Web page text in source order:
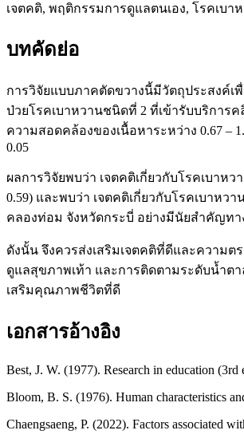
เจตคติ, พฤติกรรมการดูแลตนเอง, โรคเบา
บทคัดย่อ
การวิจัยแบบภาคตัดขวางนี้มีวัตถุประสงค์เ
ป่วยโรคเบาหวานชนิดที่ 2 ที่เข้ารับบริการ
ความสอดคล้องของเนื้อหาระหว่าง 0.67
0.05
ผลการวิจัยพบว่า เจตคติเกี่ยวกับโรคเบาห
0.59) และพบว่า เจตคติเกี่ยวกับโรคเบาห
คลองท่อม จังหวัดกระบี่ อย่างมีนัยสำคัญทา
ดังนั้น จึงควรส่งเสริมเจตคติที่ดีและความ
ดูแลสุขภาพเท้า และการติดตามระดับน้ำต
เสริมคุณภาพชีวิตที่ดี
เอกสารอ้างอิง
Best, J. W. (1977). Research in education
Bloom, B. S. (1976). Human characteristics
Chaengsaeng, P. (2022). Factors associated